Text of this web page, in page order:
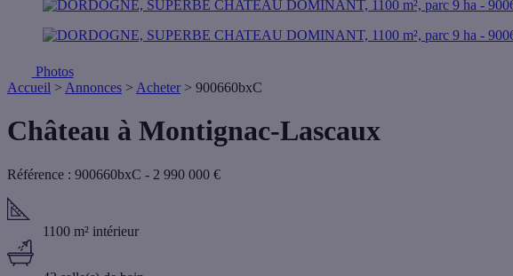
Photos
Accueil > Annonces > Acheter > 900660bxC
Château à Montignac-Lascaux
Référence : 900660bxC - 2 990 000 €
1100 m² intérieur